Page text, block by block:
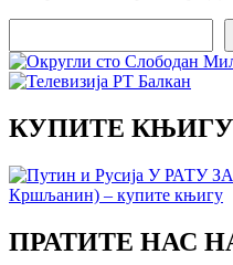
КУПИТЕ КЊИГУ
ПРАТИТЕ НАС